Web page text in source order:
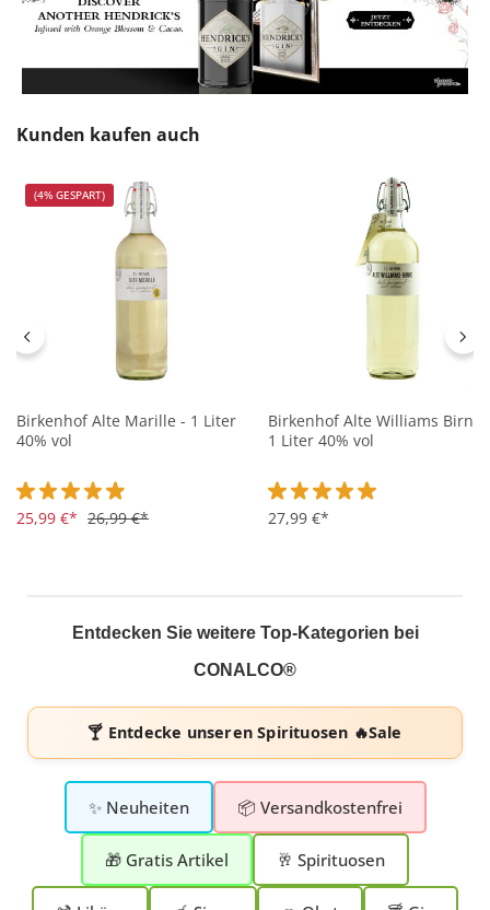
Produktgalerie überspringen
Kunden kaufen auch
(4% GESPART)
Birkenhof Alte Marille - 1 Liter
40% vol
Durchschnittliche Bewertung von 4.9 von 5 Sternen
25,99 €* 26,99 €*
Birkenhof Alte Williams Birne
1 Liter 40% vol
Durchschnittliche
27,99 €*
Entdecken Sie weitere Top-Kategorien bei
CONALCO®
🍸 Entdecke unserenSpirituosen 🔥Sale
✨ Neuheiten 📦 Versandkostenfrei
🎁 Gratis Artikel 🥂 Spirituosen